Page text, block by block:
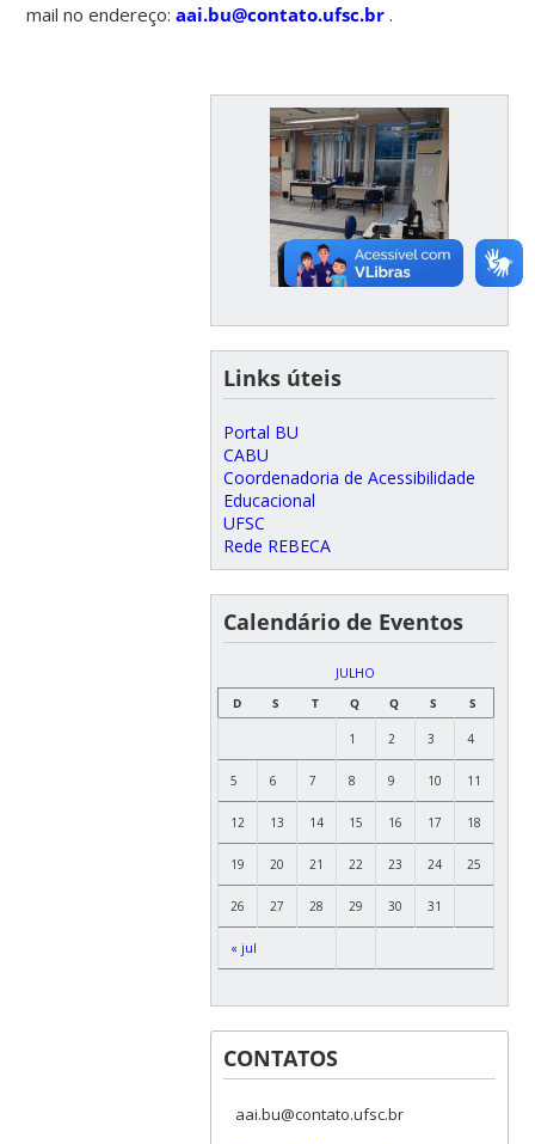
mail no endereço:aai.bu@contato.ufsc.br .
Links úteis
Portal BU
CABU
Coordenadoria de Acessibilidade
Educacional
UFSC
Rede REBECA
Calendário de Eventos
JULHO
D
S T Q Q S S
« jul
1 2 3 4
5 6 7 8 9 10 11
12 13 14 15 16 17 18
19 20 21 22 23 24 25
26 27 28 29 30 31
CONTATOS
aai.bu@contato.ufsc.br